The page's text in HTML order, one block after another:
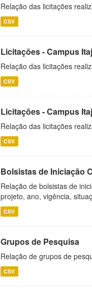
Relação das licitações
CSV
Licitações - Campus
Relação das licitações
CSV
Licitações - Campus
Relação das licitações
CSV
Bolsistas de Iniciação
Relação de bolsistas de
projeto, ano, vigência,
CSV
Grupos de Pesquisa
Relação de grupos de
CSV